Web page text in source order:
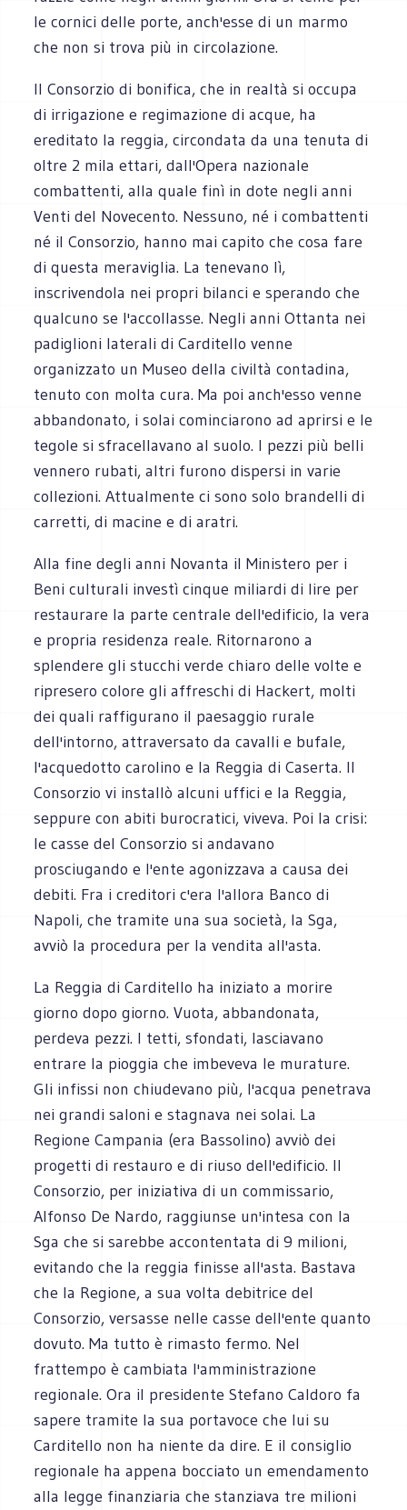
le cornici delle porte, anch'esse di un marmo
che non si trova più in circolazione.
Il Consorzio di bonifica, che in realtà si occupa
di irrigazione e regimazione di acque, ha
ereditato la reggia, circondata da una tenuta di
oltre 2 mila ettari, dall'Opera nazionale
combattenti, alla quale finì in dote negli anni
Venti del Novecento. Nessuno, né i combattenti
né il Consorzio, hanno mai capito che cosa fare
di questa meraviglia. La tenevano lì,
inscrivendola nei propri bilanci e sperando che
qualcuno se l'accollasse. Negli anni Ottanta nei
padiglioni laterali di Carditello venne
organizzato un Museo della civiltà contadina,
tenuto con molta cura. Ma poi anch'esso venne
abbandonato, i solai cominciarono ad aprirsi e le
tegole si sfracellavano al suolo. I pezzi più belli
vennero rubati, altri furono dispersi in varie
collezioni. Attualmente ci sono solo brandelli di
carretti, di macine e di aratri.
Alla fine degli anni Novanta il Ministero per i
Beni culturali investì cinque miliardi di lire per
restaurare la parte centrale dell'edificio, la vera
e propria residenza reale. Ritornarono a
splendere gli stucchi verde chiaro delle volte e
ripresero colore gli affreschi di Hackert, molti
dei quali raffigurano il paesaggio rurale
dell'intorno, attraversato da cavalli e bufale,
l'acquedotto carolino e la Reggia di Caserta. Il
Consorzio vi installò alcuni uffici e la Reggia,
seppure con abiti burocratici, viveva. Poi la crisi:
le casse del Consorzio si andavano
prosciugando e l'ente agonizzava a causa dei
debiti. Fra i creditori c'era l'allora Banco di
Napoli, che tramite una sua società, la Sga,
avviò la procedura per la vendita all'asta.
La Reggia di Carditello ha iniziato a morire
giorno dopo giorno. Vuota, abbandonata,
perdeva pezzi. I tetti, sfondati, lasciavano
entrare la pioggia che imbeveva le murature.
Gli infissi non chiudevano più, l'acqua penetrava
nei grandi saloni e stagnava nei solai. La
Regione Campania (era Bassolino) avviò dei
progetti di restauro e di riuso dell'edificio. Il
Consorzio, per iniziativa di un commissario,
Alfonso De Nardo, raggiunse un'intesa con la
Sga che si sarebbe accontentata di 9 milioni,
evitando che la reggia finisse all'asta. Bastava
che la Regione, a sua volta debitrice del
Consorzio, versasse nelle casse dell'ente quanto
dovuto. Ma tutto è rimasto fermo. Nel
frattempo è cambiata l'amministrazione
regionale. Ora il presidente Stefano Caldoro fa
sapere tramite la sua portavoce che lui su
Carditello non ha niente da dire. E il consiglio
regionale ha appena bocciato un emendamento
alla legge finanziaria che stanziava tre milioni